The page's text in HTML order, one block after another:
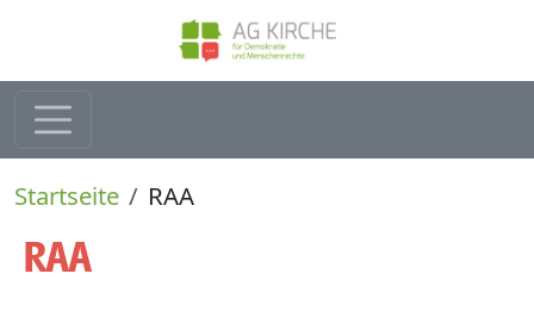
Direkt zum Inhalt
Pfadnavigation
Startseite RAA
RAA